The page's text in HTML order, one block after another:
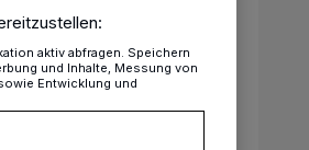
Center
aktiv abfragen. Speichern
und Inhalte, Messung von
Entwicklung und